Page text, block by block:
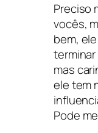
Preciso
vocês,
bem,
mas
ele tem
Pode